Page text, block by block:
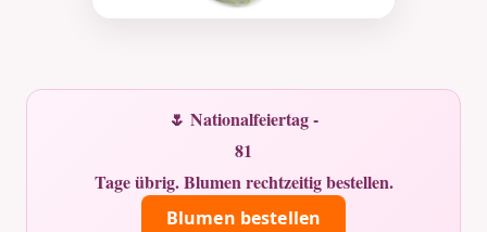
🌷 Nationalfeiertag -
81
Tage übrig. Blumen rechtzeitig bestellen.
Blumen bestellen